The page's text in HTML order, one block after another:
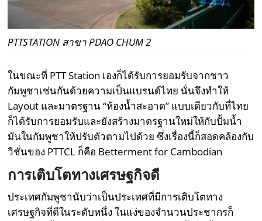
PTTSTATION สาขา PDAO CHUM 2
ในขณะที่ PTT Station เองก็ได้รับการยอมรับจากชาว
กัมพูชาเช่นกันด้วยความเป็นแบรนด์ไทย นั่นจึงทำให้
Layout และมาตรฐาน “ห้องน้ำสะอาด” แบบเดียวกับที่ไทย
ก็ได้รับการยอมรับและยังสร้างมาตรฐานใหม่ให้กับปั้มน้ำ
มันในกัมพูชาให้ปรับตัวตามไปด้วย ซึ่งเรื่องนี้ก็สอดคล้องกับ
วิชั่นของ PTTCL ก็คือ Betterment for Cambodian
การเติบโตทางเศรษฐกิจดี
ประเทศกัมพูชานับว่าเป็นประเทศที่มีการเติบโตทาง
เศรษฐกิจที่ดีในระดับหนึ่ง ในแง่ของจำนวนประชากรก็